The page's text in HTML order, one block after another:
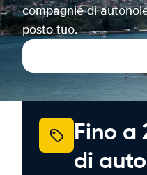
compagnie di
posto tuo.
Fino a
di